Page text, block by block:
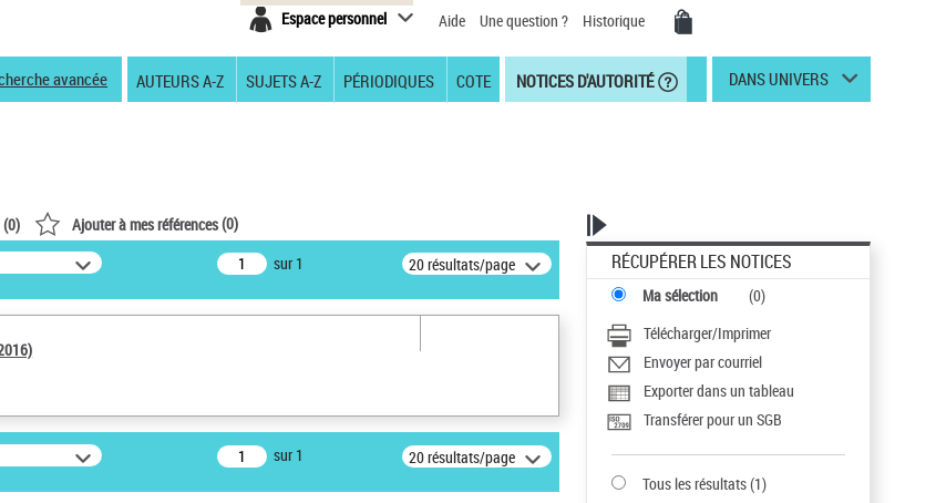
Espace personnel Aide Une question ? Historique
avancée AUTEURS A-Z SUJETS A-Z PÉRIODIQUES COTE NOTICES D'AUTORITÉ DANS UNIVERS
(0) Ajouter à mes références(0)
sur 1 20 résultats/page
sur 1 20 résultats/page
RÉCUPÉRER LES NOTICES
Ma sélection (0)
Télécharger/Imprimer
Envoyer par courriel
Exporter dans un tableau
Transférer pour un SGB
Tous les résultats(1)